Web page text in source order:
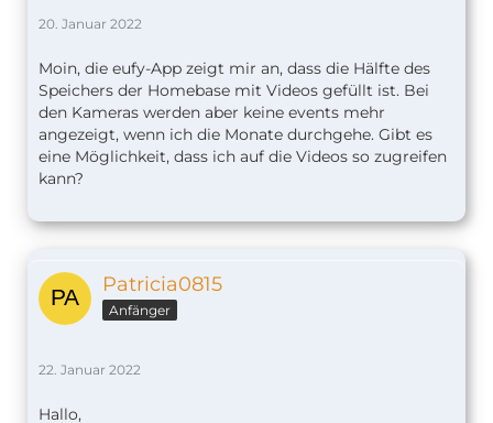
20. Januar 2022
Moin, die eufy-App zeigt mir an, dass die Hälfte des
Speichers der Homebase mit Videos gefüllt ist. Bei
den Kameras werden aber keine events mehr
angezeigt, wenn ich die Monate durchgehe. Gibt es
eine Möglichkeit, dass ich auf die Videos so zugreifen
kann?
Patricia0815
Anfänger
22. Januar 2022
Hallo,